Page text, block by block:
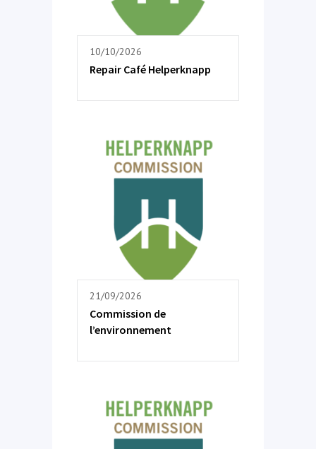
10/10/2026
Repair Café Helperknapp
21/09/2026
Commission de
l’environnement